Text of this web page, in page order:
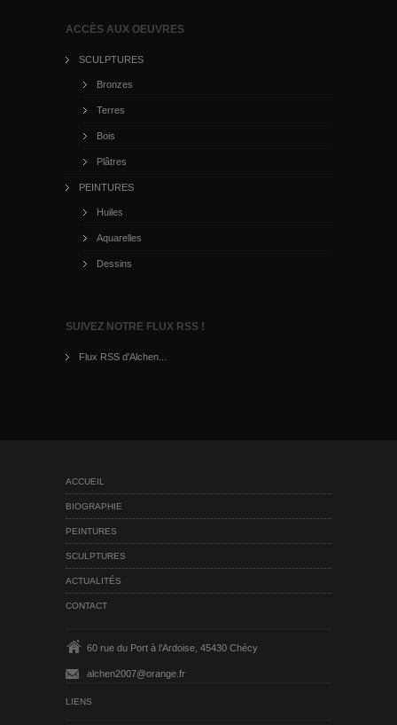
ACCÈS AUX OEUVRES
SCULPTURES
Bronzes
Terres
Bois
Plâtres
PEINTURES
Huiles
Aquarelles
Dessins
SUIVEZ NOTRE FLUX RSS !
Flux RSS d'Alchen...
ACCUEIL
BIOGRAPHIE
PEINTURES
SCULPTURES
ACTUALITÉS
CONTACT
60 rue du Port à l’Ardoise, 45430 Chécy
alchen2007@orange.fr
LIENS